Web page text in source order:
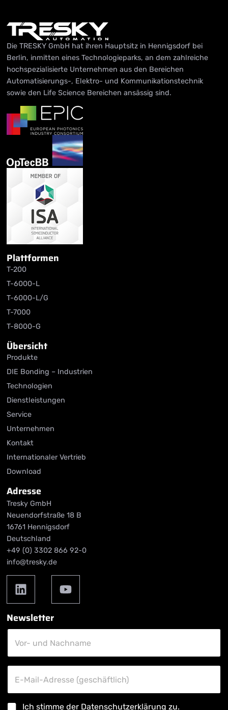
Die TRESKY GmbH hat ihren Hauptsitz in Hennigsdorf bei
Berlin, inmitten eines Technologieparks, an dem zahlreiche
hochspezialisierte Unternehmen aus den Bereichen
Automatisierungs-, Elektro- und Kommunikationstechnik
sowie den Life Science Bereichen ansässig sind.
Adresse
Tresky GmbH
Neuendorfstraße 18 B
16761 Hennigsdorf
Deutschland
+49 (0) 3302 866 92-0
info@tresky.de
Newsletter
V
d
N
Vor- und Nachname
E
E-Mail-Adresse (geschäftlich)
D Ich stimme der Datenschutzerklärung zu.
Plattformen
T-200
T-6000-L
T-6000-L/G
T-7000
T-8000-G
Übersicht
Produkte
DIE Bonding – Industrien
Technologien
Dienstleistungen
Service
Unternehmen
Kontakt
Internationaler Vertrieb
Download